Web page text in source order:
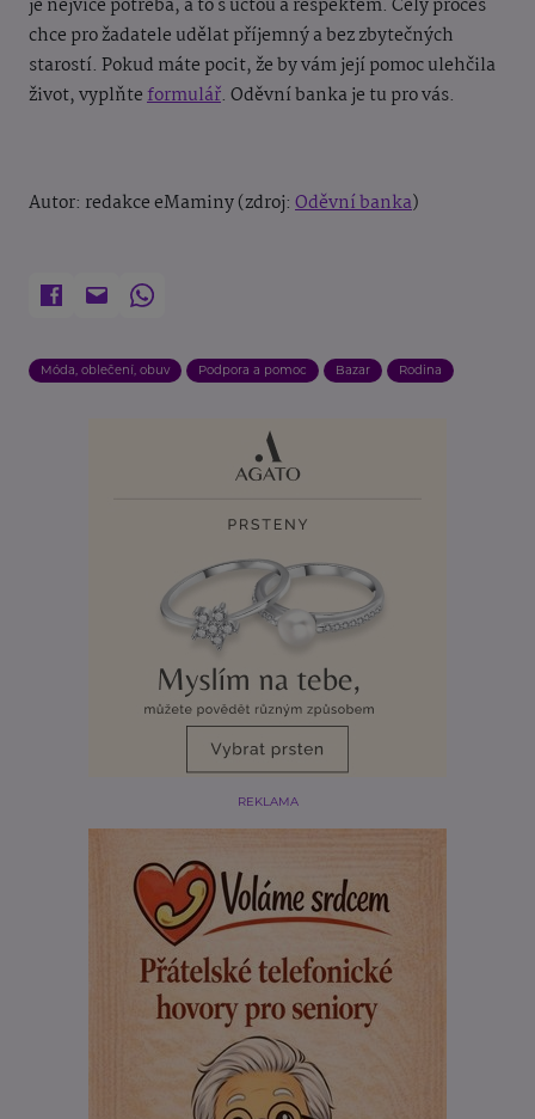
je nejvíce potřeba, a to s úctou a respektem. Celý proces
chce pro žadatele udělat příjemný a bez zbytečných
starostí. Pokud máte pocit, že by vám její pomoc ulehčila
život, vyplňteformulář. Oděvní banka je tu pro vás.
Autor: redakce eMaminy (zdroj: Oděvní banka)
Móda, oblečení, obuv Podpora a pomoc Bazar Rodina
REKLAMA